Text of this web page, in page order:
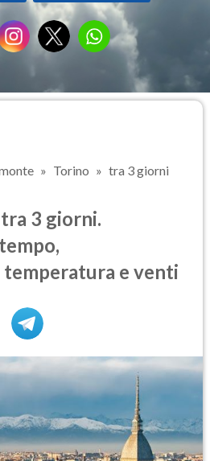
Torino tra 3 giorni
3 giorni.
e venti